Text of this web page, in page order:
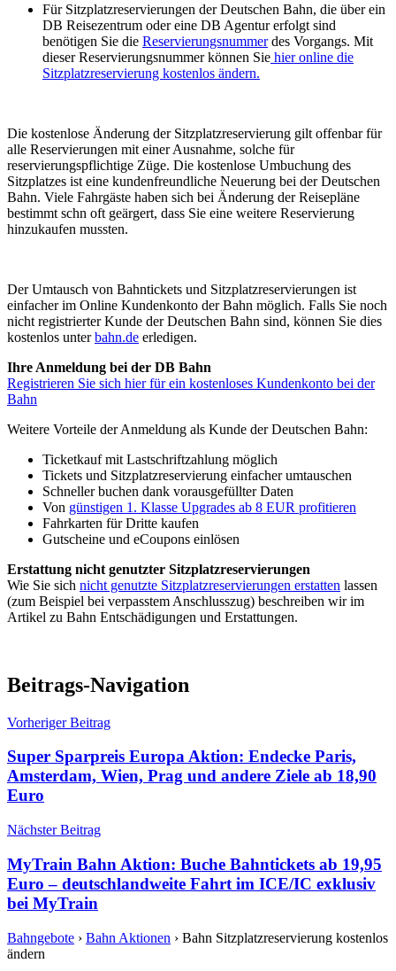
Für Sitzplatzreservierungen der Deutschen Bahn, die über ein
DB Reisezentrum oder eine DB Agentur erfolgt sind
benötigen Sie die Reservierungsnummerdes Vorgangs. Mit
dieser Reservierungsnummer können Sie hier online die
Sitzplatzreservierung kostenlos ändern.
Die kostenlose Änderung der Sitzplatzreservierung gilt offenbar für
alle Reservierungen mit einer Ausnahme, solche für
reservierungspflichtige Züge. Die kostenlose Umbuchung des
Sitzplatzes ist eine kundenfreundliche Neuerung bei der Deutschen
Bahn. Viele Fahrgäste haben sich bei Änderung der Reisepläne
bestimmt schn oft geärgert, dass Sie eine weitere Reservierung
hinzukaufen mussten.
Der Umtausch von Bahntickets und Sitzplatzreservierungen ist
einfacher im Online Kundenkonto der Bahn möglich. Falls Sie noch
nicht registrierter Kunde der Deutschen Bahn sind, können Sie dies
kostenlos unterbahn.de erledigen.
Ihre Anmeldung bei der DB Bahn
Registrieren Sie sich hier für ein kostenloses Kundenkonto bei der
Bahn
Weitere Vorteile der Anmeldung als Kunde der Deutschen Bahn:
Ticketkauf mit Lastschriftzahlung möglich
Tickets und Sitzplatzreservierung einfacher umtauschen
Schneller buchen dank vorausgefüllter Daten
Von günstigen 1. Klasse Upgrades ab 8 EUR profitieren
Fahrkarten für Dritte kaufen
Gutscheine und eCoupons einlösen
Erstattung nicht genutzter Sitzplatzreservierungen
Wie Sie sich nicht genutzte Sitzplatzreservierungen erstatten lassen
(zum Beispiel bei verpasstem Anschlusszug) beschreiben wir im
Artikel zu Bahn Entschädigungen und Erstattungen.
Beitrags-Navigation
Vorheriger Beitrag
Super Sparpreis Europa Aktion: Endecke Paris,
Amsterdam, Wien, Prag und andere Ziele ab 18,90
Euro
Nächster Beitrag
MyTrain Bahn Aktion: Buche Bahntickets ab 19,95
Euro – deutschlandweite Fahrt im ICE/IC exklusiv
bei MyTrain
Bahngebote › Bahn Aktionen › Bahn Sitzplatzreservierung kostenlos
ändern